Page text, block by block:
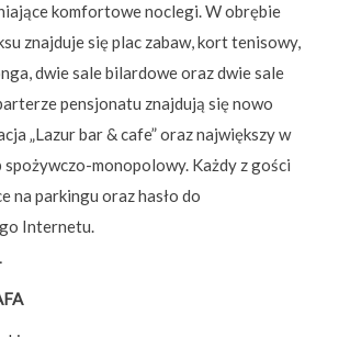
komfortowe noclegi. W obrębie
znajduje się plac zabaw, kort tenisowy,
dwie sale bilardowe oraz dwie sale
pensjonatu znajdują się nowo
„Lazur bar & cafe” oraz największy w
spożywczo-monopolowy. Każdy z gości
na parkingu oraz hasło do
Internetu.